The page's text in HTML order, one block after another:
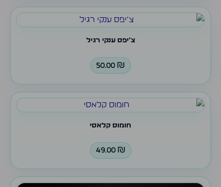
צ׳יפס ענקי רגיל
50.00 ₪
חומוס קלאסי
49.00 ₪